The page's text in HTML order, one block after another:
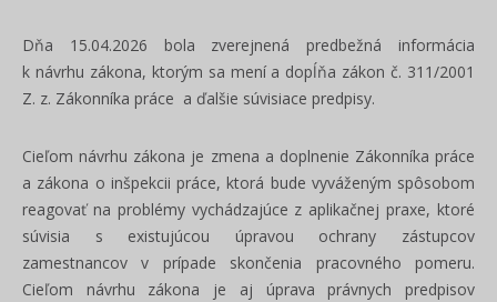
Dňa 15.04.2026 bola zverejnená predbežná informácia
k návrhu zákona, ktorým sa mení a dopĺňa zákon č. 311/2001
Z. z. Zákonníka práce a ďalšie súvisiace predpisy.
Cieľom návrhu zákona je zmena a doplnenie Zákonníka práce
a zákona o inšpekcii práce, ktorá bude vyváženým spôsobom
reagovať na problémy vychádzajúce z aplikačnej praxe, ktoré
súvisia s existujúcou úpravou ochrany zástupcov
zamestnancov v prípade skončenia pracovného pomeru.
Cieľom návrhu zákona je aj úprava právnych predpisov